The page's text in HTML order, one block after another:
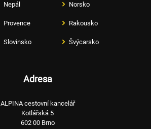
Nepál Norsko
Provence Rakousko
Slovinsko Švýcarsko
Adresa
ALPINA cestovní kancelář
Kotlářská 5
602 00 Brno